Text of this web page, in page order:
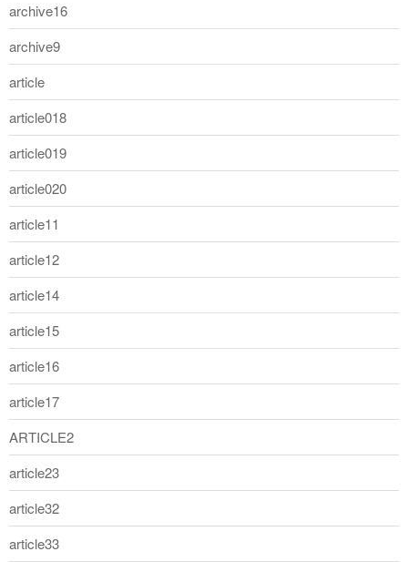
archive16
archive9
article
article018
article019
article020
article11
article12
article14
article15
article16
article17
ARTICLE2
article23
article32
article33